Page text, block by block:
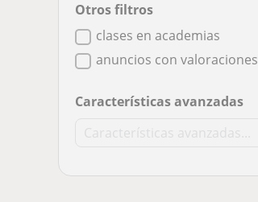
Otros filtros
clases en academias
anuncios con valoraciones
Características avanzadas